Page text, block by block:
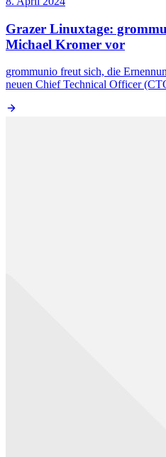
Grazer Linuxtage:
Michael Kromer vor
grommunio freut sich, die
neuen Chief Technical Officer